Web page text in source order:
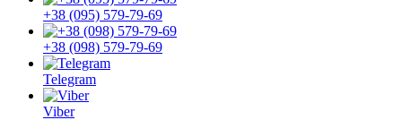
+38 (095) 579-79-69
+38 (098) 579-79-69
Telegram
Viber